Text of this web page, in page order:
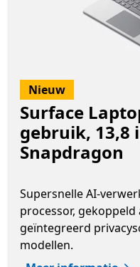
Nieuw
Surface
gebruik, 13,8
Snapdragon
Supersnelle AI-
processor,
geïntegreerd
modellen.